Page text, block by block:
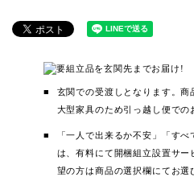
玄関での受渡しとなります。商
大型家具のため引っ越し便での
「一人で出来るか不安」「す
は、有料にて開梱組立設置サ
望の方は商品の選択欄にてお選